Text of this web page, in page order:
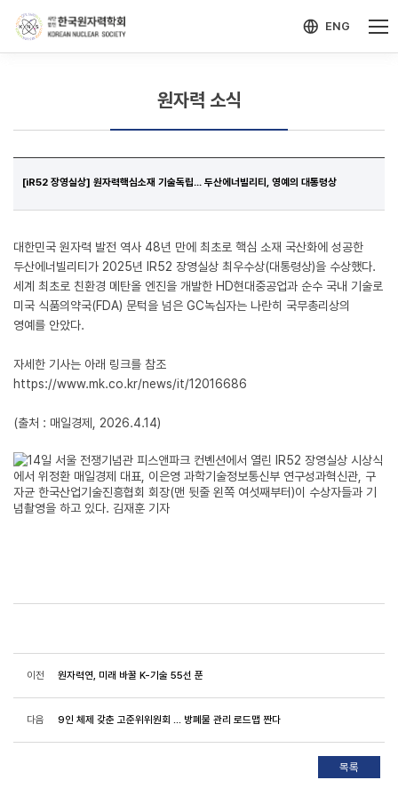
ENG
원자력 소식
[iR52 장영실상] 원자력핵심소재 기술독립... 두산에너빌리티, 영예의 대통령상
대한민국 원자력 발전 역사 48년 만에 최초로 핵심 소재 국산화에 성공한
두산에너빌리티가 2025년 IR52 장영실상 최우수상(대통령상)을 수상했다.
세계 최초로 친환경 메탄올 엔진을 개발한 HD현대중공업과 순수 국내 기술로
미국 식품의약국(FDA) 문턱을 넘은 GC녹십자는 나란히 국무총리상의
영예를 안았다.
자세한 기사는 아래 링크를 참조
https://www.mk.co.kr/news/it/12016686
(출처 : 매일경제, 2026.4.14)
이전 원자력연, 미래 바꿀 K-기술 55선 푼
다음 9인 체제 갖춘 고준위위원회 ... 방폐물 관리 로드맵 짠다